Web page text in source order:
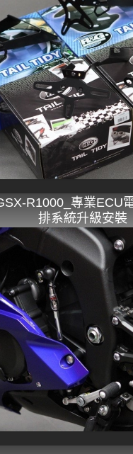
R1000_專業ECU
排系統升級安裝